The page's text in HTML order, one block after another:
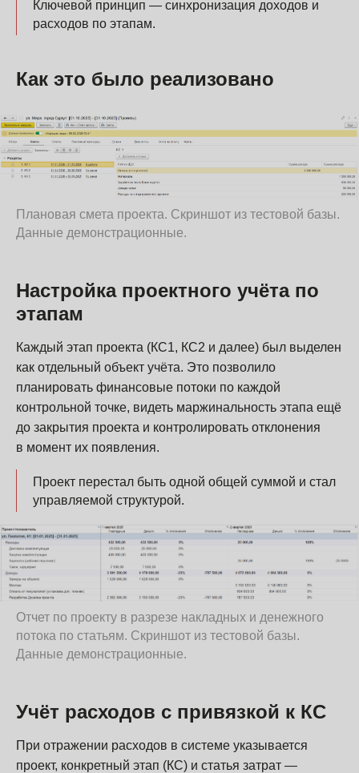
Ключевой принцип — синхронизация доходов и
расходов по этапам.
Как это было реализовано
Плановая смета проекта. Скриншот из тестовой базы.
Данные демонстрационные.
Настройка проектного учёта по
этапам
Каждый этап проекта (КС1, КС2 и далее) был выделен
как отдельный объект учёта. Это позволило
планировать финансовые потоки по каждой
контрольной точке, видеть маржинальность этапа ещё
до закрытия проекта и контролировать отклонения
в момент их появления.
Проект перестал быть одной общей суммой и стал
управляемой структурой.
Отчет по проекту в разрезе накладных и денежного
потока по статьям. Скриншот из тестовой базы.
Данные демонстрационные.
Учёт расходов с привязкой к КС
При отражении расходов в системе указывается
проект, конкретный этап (КС) и статья затрат —